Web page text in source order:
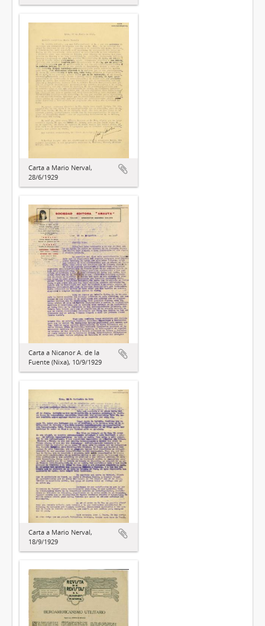
Carta a Mario Nerval,
28/6/1929
Carta a Nicanor A. de la
Fuente (Nixa), 10/9/1929
Carta a Mario Nerval,
18/9/1929